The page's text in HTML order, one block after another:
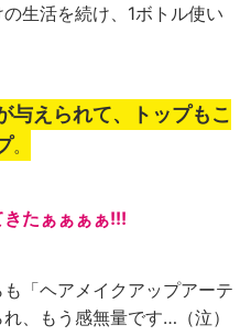
生活を続け、1ボトル使い
与えられて、トップもこ
。
たぁぁぁぁ!!!
「ヘアメイクアップアーテ
、もう感無量です…（泣）